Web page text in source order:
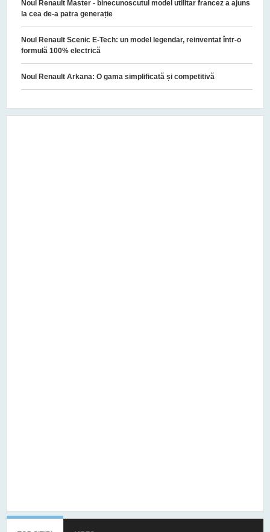
Noul Renault Master - binecunoscutul model utilitar francez a ajuns
la cea de-a patra generație
Noul Renault Scenic E-Tech: un model legendar, reinventat într-o
formulă 100% electrică
Noul Renault Arkana: O gama simplificată și competitivă